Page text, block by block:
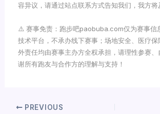
容异议，请通过站点联系方式告知我们，我方将
⚠️ 赛事免责：跑步吧paobuba.com仅为赛事信
技术平台，不承办线下赛事；场地安全、医疗
外责任均由赛事主办方全权承担，请理性参赛
谢所有跑友与合作方的理解与支持！
PREVIOUS